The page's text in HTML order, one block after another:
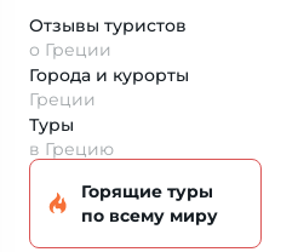
Отзывы туристов
о Греции
Города и курорты
Греции
Туры
в Грецию
Горящие туры
по всему миру